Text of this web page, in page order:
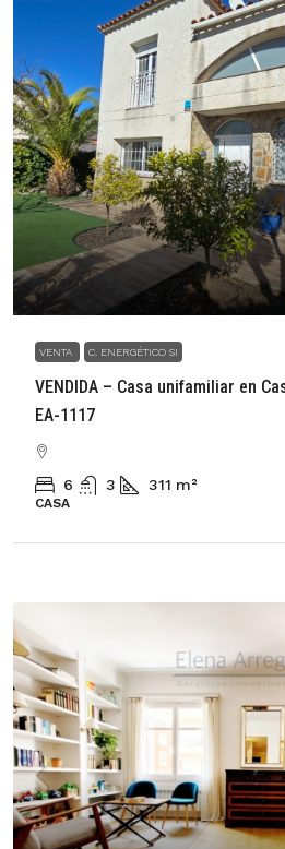
720.000€
VENTA C. ENERGÉTICO SI
VENDIDA – Casa unifamiliar en
EA-1117
6 3 311 m²
CASA